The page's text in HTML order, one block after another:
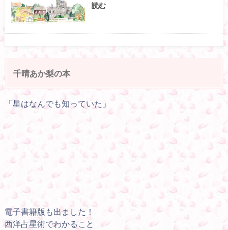
読む
千晴あか梨の本
「星はなんでも知っていた」
電子書籍版も出ました！
西洋占星術でわかること